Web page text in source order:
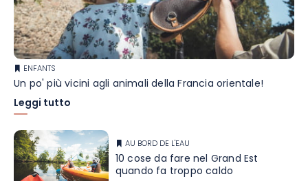
ENFANTS
Un po' più vicini agli animali della Francia orientale!
Leggi tutto
AU BORD DE L'EAU
10 cose da fare nel Grand Est
quando fa troppo caldo